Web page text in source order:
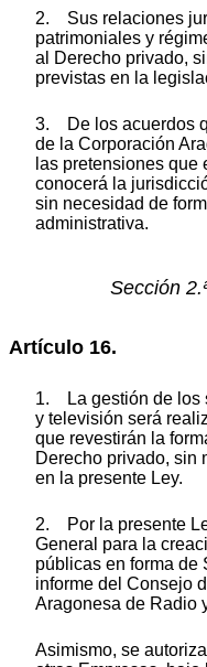
2. Sus relaciones
patrimoniales y
al Derecho privado,
previstas en la
3. De los acuerdos
de la Corporación
las pretensiones
conocerá la
sin necesidad de
administrativa.
Sección
Artículo 16.
1. La gestión de los
y televisión será
que revestirán la
Derecho privado, sin
en la presente Ley.
2. Por la presente
General para la
públicas en forma de
informe del Consejo
Aragonesa de Radio
Asimismo, se